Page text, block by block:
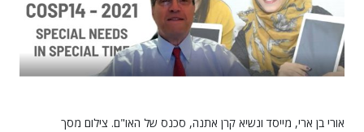
אורי בן ארי, מייסד ונשיא קרן אתנה, סכנס של האו"ם. צילום מסך